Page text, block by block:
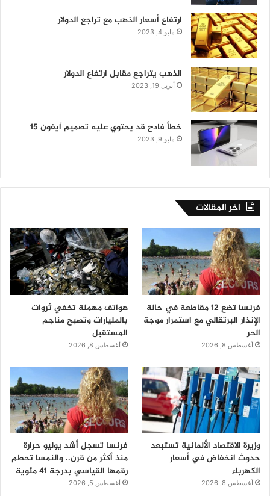
ارتفاع أسعار الذهب مع تراجع الدولار
مايو 4, 2023
الذهب يتراجع مقابل ارتفاع الدولار
أبريل 19, 2023
خطأ فادح قد يحتوي عليه تصميم آيفون 15
مايو 9, 2023
اخر المقالات
فرنسا تضع 12 مقاطعة في حالة
الإنذار البرتقالي مع استمرار موجة
الحر
أغسطس 8, 2026
هواتف مهملة تخفي ثروات
بالمليارات وتصبح مناجم
المستقبل
أغسطس 8, 2026
وزيرة الاقتصاد الألمانية تستبعد
حدوث انخفاض في أسعار
الكهرباء
أغسطس 8, 2026
فرنسا تسجل أشد يوليو حرارة
منذ أكثر من قرن.. والنمسا تحطم
رقمها القياسي بدرجة 41 مئوية
أغسطس 5, 2026